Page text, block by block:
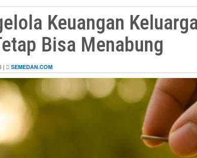
Keuangan
Bisa Menabung
| SEMEDAN.COM